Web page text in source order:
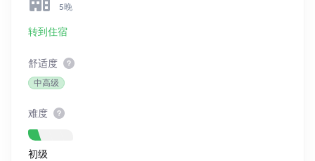
5晚
转到住宿
舒适度
中高级
难度
初级